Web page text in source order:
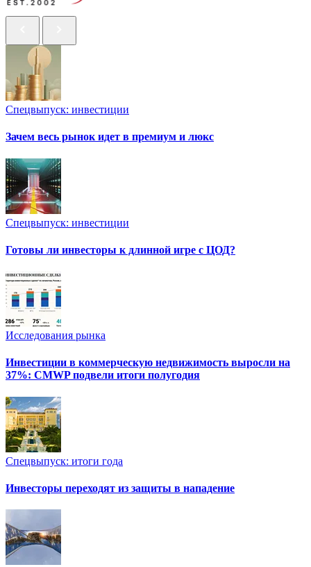
Спецвыпуск: инвестиции
Зачем весь рынок идет в премиум и люкс
Спецвыпуск: инвестиции
Готовы ли инвесторы к длинной игре с ЦОД?
Исследования рынка
Инвестиции в коммерческую недвижимость выросли на
37%: CMWP подвели итоги полугодия
Спецвыпуск: итоги года
Инвесторы переходят из защиты в нападение